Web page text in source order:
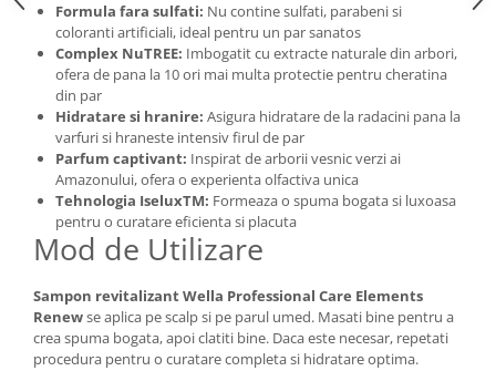
Formula fara sulfati: Nu contine sulfati, parabeni si
coloranti artificiali, ideal pentru un par sanatos
Complex NuTREE: Imbogatit cu extracte naturale din arbori,
ofera de pana la 10 ori mai multa protectie pentru cheratina
din par
Hidratare si hranire: Asigura hidratare de la radacini pana la
varfuri si hraneste intensiv firul de par
Parfum captivant: Inspirat de arborii vesnic verzi ai
Amazonului, ofera o experienta olfactiva unica
Tehnologia IseluxTM: Formeaza o spuma bogata si luxoasa
pentru o curatare eficienta si placuta
Mod de Utilizare
Sampon revitalizant Wella Professional Care Elements
Renewse aplica pe scalp si pe parul umed. Masati bine pentru a
crea spuma bogata, apoi clatiti bine. Daca este necesar, repetati
procedura pentru o curatare completa si hidratare optima.